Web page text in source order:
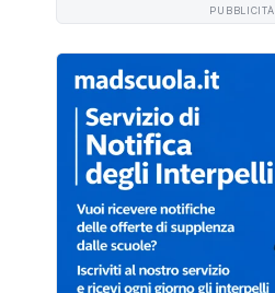
PUBBLICITÀ